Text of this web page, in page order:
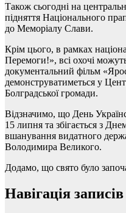
Також сьогодні на
підняття Національного
до Меморіалу Слави.
Крім цього, в рамках
Перемоги!», всі охочі
документальний фільм
демонструватиметься у
Болградської громади.
Відзначимо, що День
15 липня та збігається з
вшанування видатного
Володимира Великого.
Додамо, що свято було
Навігація записів